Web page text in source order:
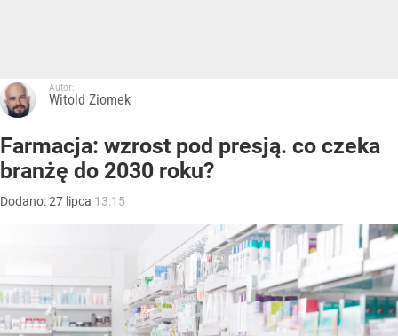
Autor:
Witold Ziomek
Farmacja: wzrost pod presją. co czeka
branżę do 2030 roku?
Dodano:27 lipca 13:15